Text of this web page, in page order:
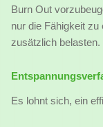
Burn Out
nur die Fähigkeit
zusätzlich
Es lohnt sich, ein